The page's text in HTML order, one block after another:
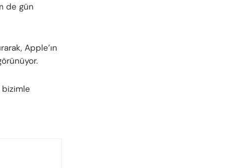
de gün
Apple’ın
bizimle